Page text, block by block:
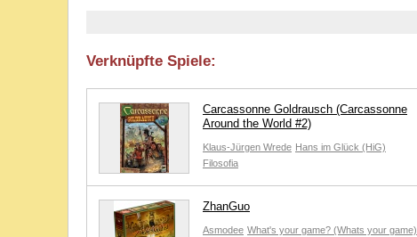
Verknüpfte Spiele:
Carcassonne Goldrausch (Carcassonne
Around the World #2)
Klaus-Jürgen Wrede Hans im Glück (HiG)
Filosofia
ZhanGuo
Asmodee What's your game? (Whats your game)